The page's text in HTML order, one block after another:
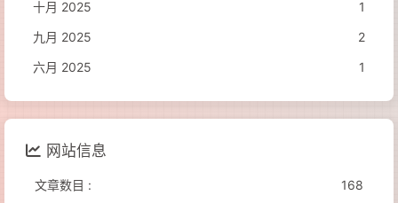
十月 2025
1
九月 2025
2
六月 2025
1
网站信息
文章数目 :
168